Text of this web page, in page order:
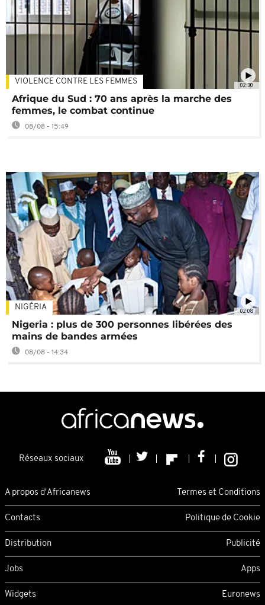
02:30
VIOLENCE CONTRE LES FEMMES
Afrique du Sud : 70 ans après la marche des
femmes, le combat continue
08/08 - 15:49
02:08
NIGÉRIA
Nigeria : plus de 300 personnes libérées des
mains de bandes armées
08/08 - 14:34
Réseaux sociaux
A propos d'Africanews Termes et Conditions
Contacts Politique de Cookie
Distribution Publicité
Jobs Apps
Widgets Euronews